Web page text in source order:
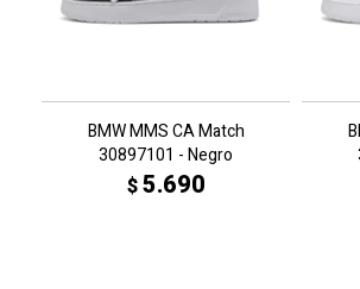
BMW MMS CA Match
30897101 - Negro
$5.690